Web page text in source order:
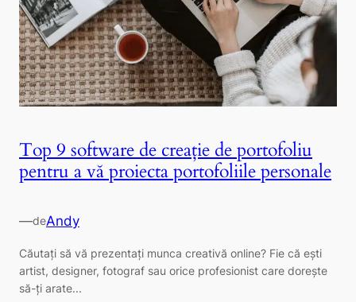
Top 9 software de creație de portofoliu
pentru a vă proiecta portofoliile personale
—deAndy
Căutați să vă prezentați munca creativă online? Fie că ești
artist, designer, fotograf sau orice profesionist care dorește
să-ți arate...